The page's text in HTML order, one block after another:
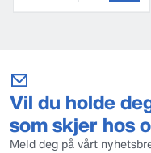
Vil du holde
som skjer hos
Meld deg på vårt